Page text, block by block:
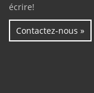
écrire!
Contactez-nous »